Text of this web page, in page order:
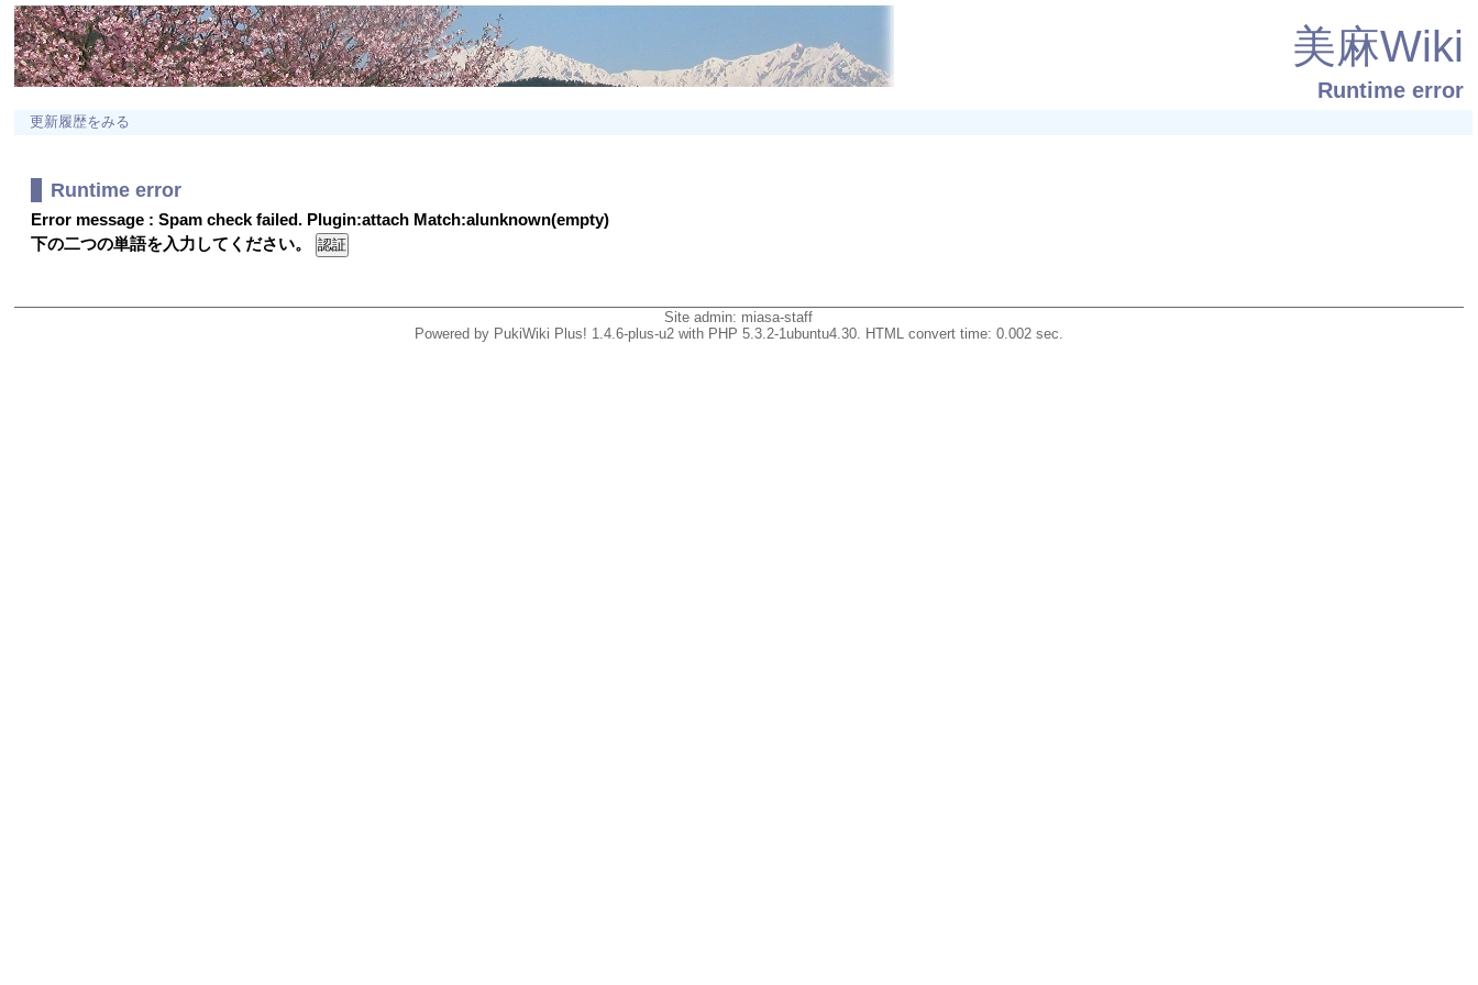
美麻Wiki
Runtime error
更新履歴をみる
Runtime error
Error message : Spam check failed. Plugin:attach Match:alunknown(empty)
下の二つの単語を入力してください。
Site admin: miasa-staff
Powered by PukiWiki Plus! 1.4.6-plus-u2 with PHP 5.3.2-1ubuntu4.30. HTML convert time: 0.002 sec.